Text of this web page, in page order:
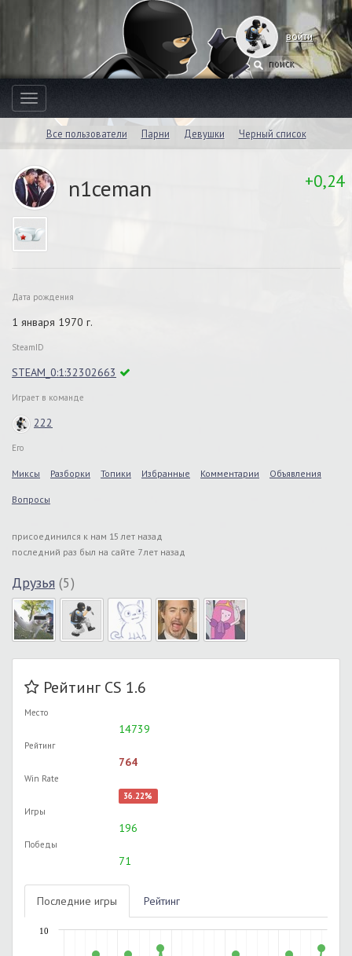
войти
Toggle
navigation
Все пользователи Парни Девушки Черный список
n1ceman +0,24
Дата рождения
1 января 1970 г.
SteamID
STEAM_0:1:32302663
Играет в команде
222
Его
Миксы Разборки Топики Избранные Комментарии Объявления
Вопросы
присоединился к нам 15 лет назад
последний раз был на сайте 7 лет назад
Друзья (5)
Рейтинг CS 1.6
Место
14739
Рейтинг
764
Win Rate
36.22%
Игры
196
Победы
71
Последние игры Рейтинг
10